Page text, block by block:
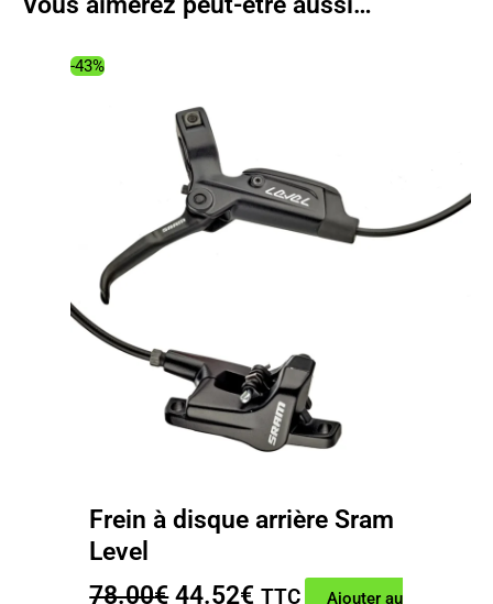
-43%
Frein à disque arrière Sram
Level
78.00€ Le
44.52€ Le
TTC Ajouter au